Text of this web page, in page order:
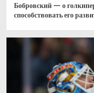
Бобровский — о
способствовать его